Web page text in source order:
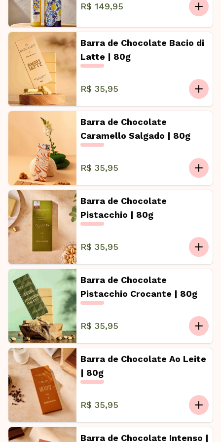
R$ 149,95
Barra de Chocolate Bacio di
Latte | 80g
R$ 35,95
Barra de Chocolate
Caramello Salgado | 80g
R$ 35,95
Barra de Chocolate
Pistacchio | 80g
R$ 35,95
Barra de Chocolate
Pistacchio Crocante | 80g
R$ 35,95
Barra de Chocolate Ao Leite
| 80g
R$ 35,95
Barra de Chocolate Intenso |